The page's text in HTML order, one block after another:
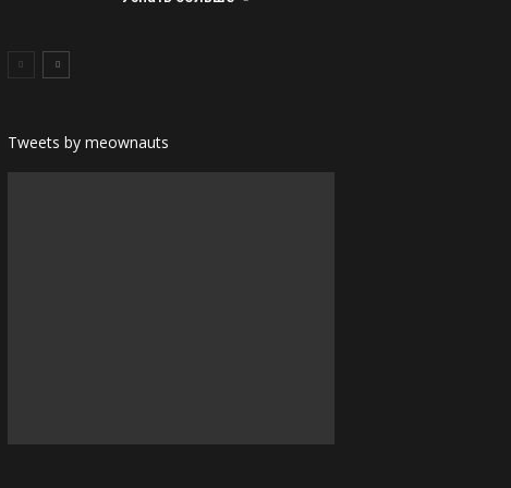
Tweets by meownauts